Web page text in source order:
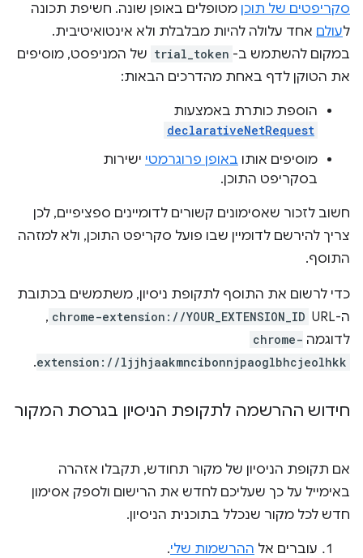
סקריפטים של תוכן מטופלים באופן שונה. חשיפת תכונה
לעולם אחד עלולה להיות מבלבלת ולא אינטואיטיבית.
במקום להשתמש ב- trial_token של המניפסט, מוסיפים
את הטוקן לדף באחת מהדרכים הבאות:
הוספת כותרת באמצעות
declarativeNetRequest
מוסיפים אותו באופן פרוגרמטי ישירות
בסקריפט התוכן.
חשוב לזכור שאסימונים קשורים לדומיינים ספציפיים, לכן
צריך להירשם לדומיין שבו פועל סקריפט התוכן, ולא למזהה
התוסף.
כדי לרשום את התוסף לתקופת ניסיון, משתמשים בכתובת
ה-URL‏
chrome-extension://YOUR_EXTENSION_ID
,
לדוגמה chrome-
extension://ljjhjaakmncibonnjpaoglbhcjeolhkk
.
חידוש ההרשמה לתקופת הניסיון בגרסת המקור
אם תקופת הניסיון של מקור תחודש, תקבלו אזהרה
באימייל על כך שעליכם לחדש את הרישום ולספק אסימון
חדש לכל מקור שנכלל בתוכנית הניסיון.
עוברים אל ההרשמות שלי.